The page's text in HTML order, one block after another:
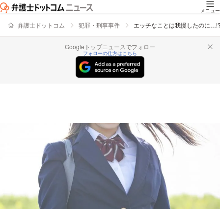
メニュー
弁護士ドットコム 犯罪・刑事事件 エッチなことは我慢したのに
Googleトップニュースでフォロー
フォローの仕方はこちら